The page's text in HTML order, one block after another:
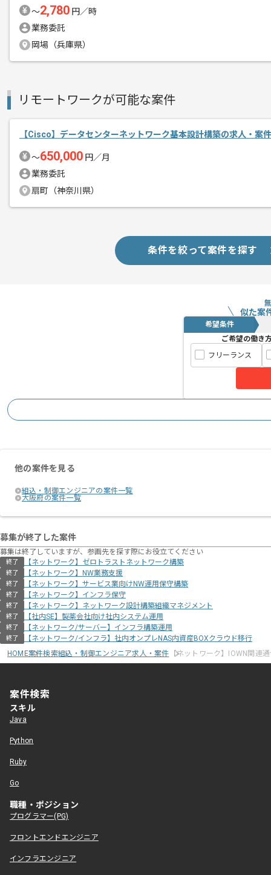
エージェントからのコ
メント
〜2,780 円／時
業務委託
岡場（兵庫県）
リモートワークが可能な案件
【Cisco】データセンターネットワーク基本設計構築の求人・案件
〜650,000 円／月
業務委託
扇町（神奈川県）
条件を絞って案件を探す
似た案
希望条件
ご希望の働き
フリーランス
他の案件を見る
組込・制御エンジニアの案件一覧
大阪府の案件一覧
募集が終了した案件
募集は終了していますが、参画先を探す際にお役立てください
終了 【ネットワーク】ゼロトラストネットワーク構築
終了 【ネットワーク】NW業務支援
終了 【ネットワーク】サービス業向けNW運用保守構築
終了 【ネットワーク】インフラ保守
終了 【ネットワーク】ネットワーク設計構築組織マネジメント
終了 【社内SE】製薬会社向け社内システム運用
終了 【ネットワーク/サーバー】インフラ構築運用
終了
【ネットワーク/インフラ】社内オンプレNAS内資産BOXクラウド移行
HOME案件検索組込・制御エンジニア求人・案件 【ネットワーク】IOWN関連
案件検索
スキル
Java
Python
Ruby
Go
職種・ポジション
プログラマー(PG)
フロントエンドエンジニア
インフラエンジニア